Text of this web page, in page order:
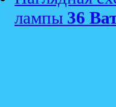
лампы 36